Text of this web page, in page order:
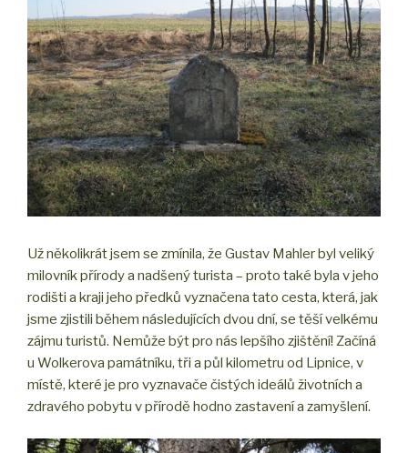
Už několikrát jsem se zmínila, že Gustav Mahler byl veliký
milovník přírody a nadšený turista – proto také byla v jeho
rodišti a kraji jeho předků vyznačena tato cesta, která, jak
jsme zjistili během následujících dvou dní, se těší velkému
zájmu turistů. Nemůže být pro nás lepšího zjištění! Začíná
u Wolkerova památníku, tři a půl kilometru od Lipnice, v
místě, které je pro vyznavače čistých ideálů životních a
zdravého pobytu v přírodě hodno zastavení a zamyšlení.